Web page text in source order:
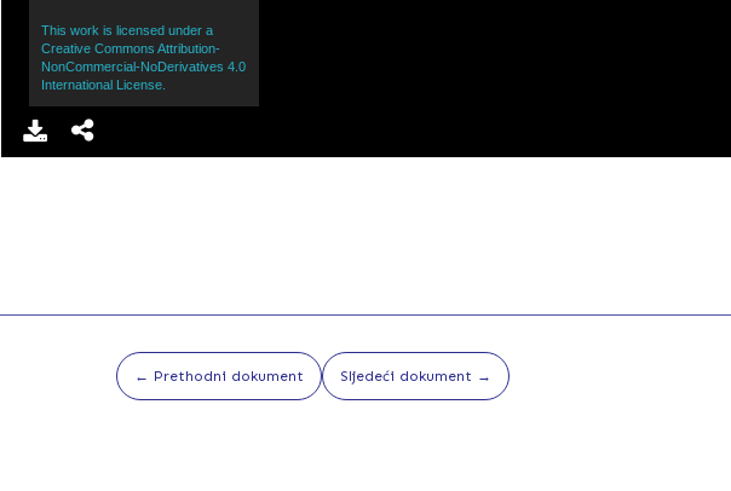
This work is licensed under a
Creative Commons Attribution-
NonCommercial-NoDerivatives 4.0
International License.
← Prethodni dokument Sljedeći dokument →